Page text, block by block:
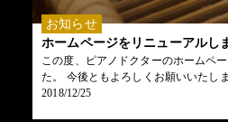
お知らせ
ホームページをリニューアルし
この度、ピアノドクターのホームペ
た。 今後ともよろしくお願いいたしま
2018/12/25